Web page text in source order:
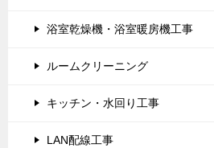
浴室乾燥機・浴室暖房機工事
ルームクリーニング
キッチン・水回り工事
LAN配線工事